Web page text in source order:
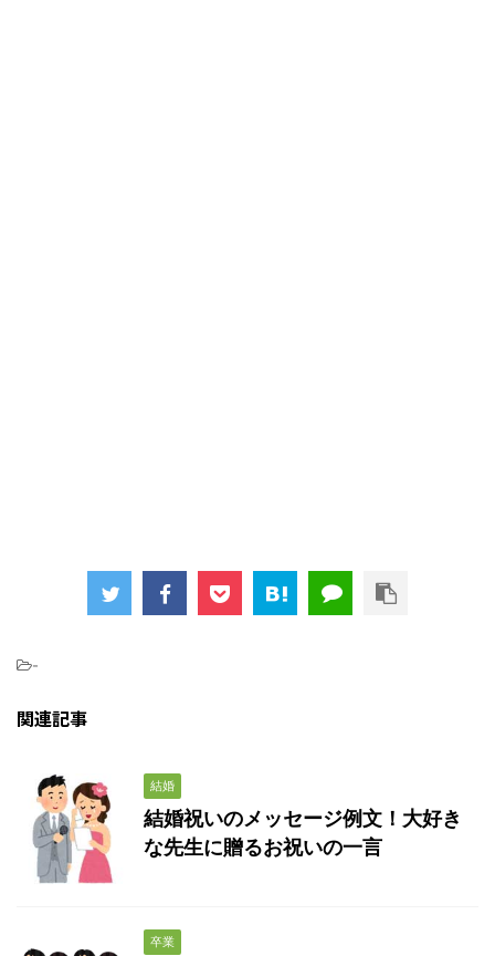
-
関連記事
結婚
結婚祝いのメッセージ例文！大好き
な先生に贈るお祝いの一言
卒業